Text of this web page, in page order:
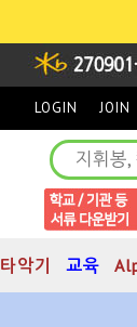
LOGIN JOIN
타악기 교육